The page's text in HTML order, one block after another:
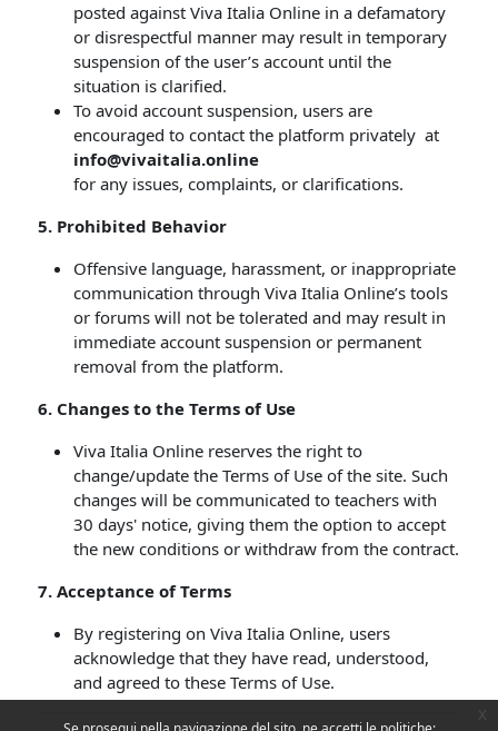
posted against Viva Italia Online in a defamatory
or disrespectful manner may result in temporary
suspension of the user’s account until the
situation is clarified.
To avoid account suspension, users are
encouraged to contact the platform privately at
info@vivaitalia.online
for any issues, complaints, or clarifications.
5. Prohibited Behavior
Offensive language, harassment, or inappropriate
communication through Viva Italia Online’s tools
or forums will not be tolerated and may result in
immediate account suspension or permanent
removal from the platform.
6. Changes to the Terms of Use
Viva Italia Online reserves the right to
change/update the Terms of Use of the site. Such
changes will be communicated to teachers with
30 days' notice, giving them the option to accept
the new conditions or withdraw from the contract.
7. Acceptance of Terms
By registering on Viva Italia Online, users
acknowledge that they have read, understood,
and agreed to these Terms of Use.